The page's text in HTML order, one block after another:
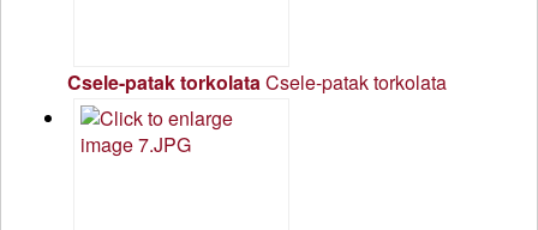
Csele-patak torkolataCsele-patak torkolata